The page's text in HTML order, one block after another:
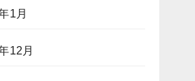
1月
12月